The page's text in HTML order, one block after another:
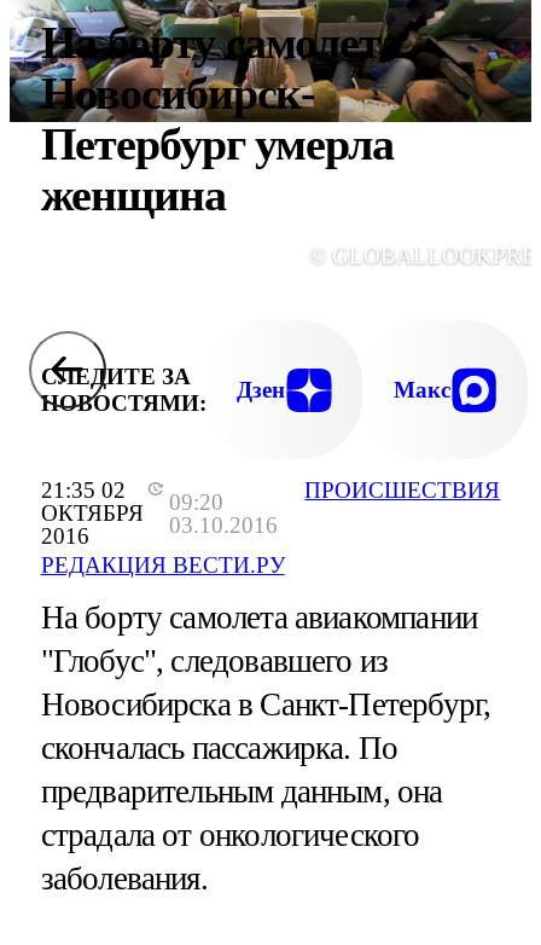
21:35 02
ОКТЯБРЯ
2016
09:20
03.10.2016
РЕДАКЦИЯ ВЕСТИ.РУ
ПРОИСШЕСТВИЯ
На борту самолета
Новосибирск-
Петербург умерла
женщина
©
СЛЕДИТЕ ЗА
НОВОСТЯМИ:
Дзен Макс
На борту самолета авиакомпании
"Глобус", следовавшего из
Новосибирска в Санкт-Петербург,
скончалась пассажирка. По
предварительным данным, она
страдала от онкологического
заболевания.